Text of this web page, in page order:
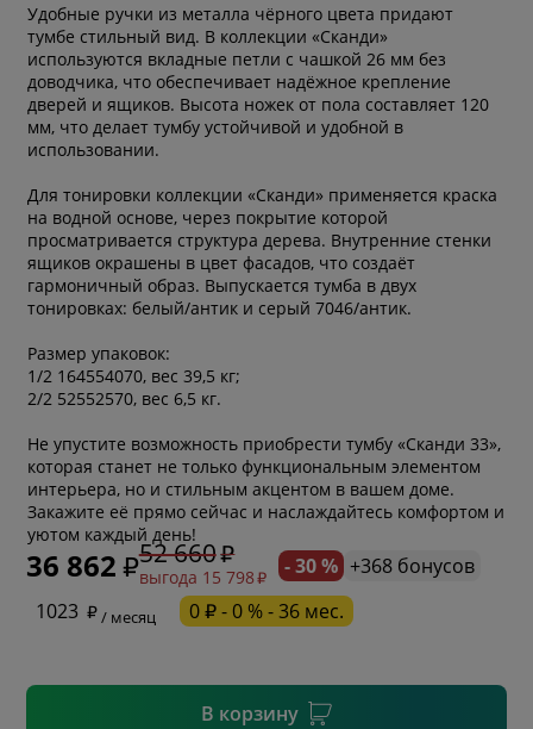
Удобные ручки из металла чёрного цвета придают
тумбе стильный вид. В коллекции «Сканди»
используются вкладные петли с чашкой 26 мм без
доводчика, что обеспечивает надёжное крепление
дверей и ящиков. Высота ножек от пола составляет 120
мм, что делает тумбу устойчивой и удобной в
использовании.
Для тонировки коллекции «Сканди» применяется краска
на водной основе, через покрытие которой
просматривается структура дерева. Внутренние стенки
ящиков окрашены в цвет фасадов, что создаёт
гармоничный образ. Выпускается тумба в двух
тонировках: белый/антик и серый 7046/антик.
Размер упаковок:
1/2 164554070, вес 39,5 кг;
2/2 52552570, вес 6,5 кг.
Не упустите возможность приобрести тумбу «Сканди 33»,
которая станет не только функциональным элементом
интерьера, но и стильным акцентом в вашем доме.
Закажите её прямо сейчас и наслаждайтесь комфортом и
уютом каждый день!
36 862 52 660
выгода 15 798 - 30 % +368 бонусов
1023
/ месяц 0 ₽ - 0 % - 36 мес.
В корзину
* обязательное поле
* необязательное поле